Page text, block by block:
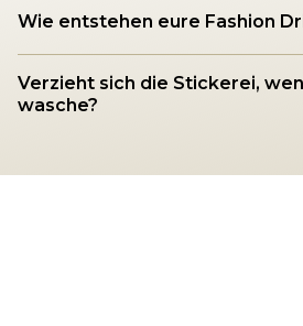
Wie entstehen eure Fashion
Verzieht sich die Stickerei,
wasche?